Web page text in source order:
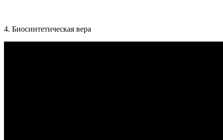
4. Биосинтетическая вера